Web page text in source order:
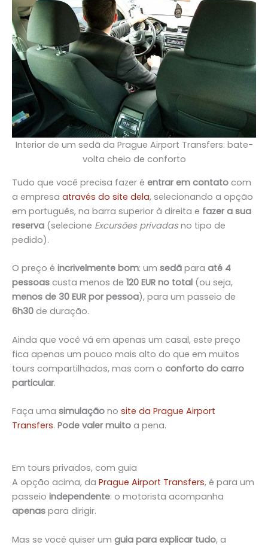
Interior de um sedã da Prague Airport Transfers: bate-
volta cheio de conforto
Tudo que você precisa fazer é entrar em contato com
a empresa através do site dela, selecionando a opção
em português, na barra superior à direita e fazer a sua
reserva (selecione Excursões privadas no tipo de
pedido).
O preço é incrivelmente bom: um sedã para até 4
pessoas custa menos de 120 EUR no total (ou seja,
menos de 30 EUR por pessoa), para um passeio de
6h30 de duração.
Ainda que você vá em apenas um casal, este preço
fica apenas um pouco mais alto do que em muitos
tours compartilhados, mas com o conforto do carro
particular.
Faça uma simulação no site da Prague Airport
Transfers. Pode valer muito a pena.
Em tours privados, com guia
A opção acima, da Prague Airport Transfers, é para um
passeio independente: o motorista acompanha
apenas para dirigir.
Mas se você quiser um guia para explicar tudo, a